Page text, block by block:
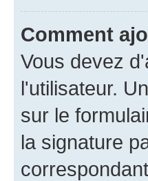
Comment
Vous devez
l'utilisateur.
sur le
la signature